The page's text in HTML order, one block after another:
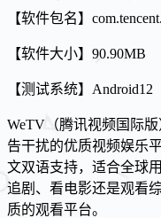
【软件包名】
【软件大小】90.90MB
【测试系统】Android12
WeTV（腾讯视频国际
告干扰的优质视频娱乐
文双语支持，适合全球
追剧、看电影还是观看
质的观看平台。